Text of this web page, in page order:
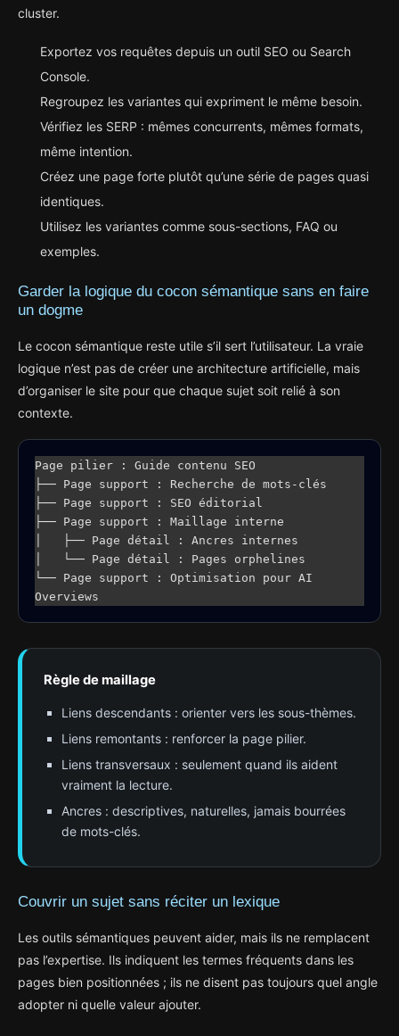
cluster.
Exportez vos requêtes depuis un outil SEO ou Search
Console.
Regroupez les variantes qui expriment le même besoin.
Vérifiez les SERP : mêmes concurrents, mêmes formats,
même intention.
Créez une page forte plutôt qu’une série de pages quasi
identiques.
Utilisez les variantes comme sous-sections, FAQ ou
exemples.
Garder la logique du cocon sémantique sans en faire
un dogme
Le cocon sémantique reste utile s’il sert l’utilisateur. La vraie
logique n’est pas de créer une architecture artificielle, mais
d’organiser le site pour que chaque sujet soit relié à son
contexte.
Page pilier : Guide contenu SEO
├── Page support : Recherche de mots-clés
├── Page support : SEO éditorial
├── Page support : Maillage interne
│   ├── Page détail : Ancres internes
│   └── Page détail : Pages orphelines
└── Page support : Optimisation pour AI
Overviews
Règle de maillage
Liens descendants : orienter vers les sous-thèmes.
Liens remontants : renforcer la page pilier.
Liens transversaux : seulement quand ils aident
vraiment la lecture.
Ancres : descriptives, naturelles, jamais bourrées
de mots-clés.
Couvrir un sujet sans réciter un lexique
Les outils sémantiques peuvent aider, mais ils ne remplacent
pas l’expertise. Ils indiquent les termes fréquents dans les
pages bien positionnées ; ils ne disent pas toujours quel angle
adopter ni quelle valeur ajouter.